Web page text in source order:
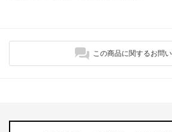
この商品に関するお問